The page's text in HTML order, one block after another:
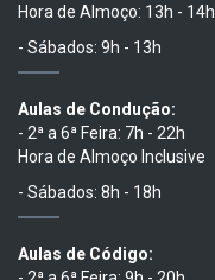
Hora de Almoço: 13h - 14h
- Sábados: 9h - 13h
Aulas de Condução:
- 2ª a 6ª Feira: 7h - 22h
Hora de Almoço Inclusive
- Sábados: 8h - 18h
Aulas de Código: